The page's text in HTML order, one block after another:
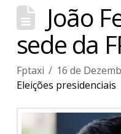
João
sede da
Fptaxi
16 de
Eleições presidenciais